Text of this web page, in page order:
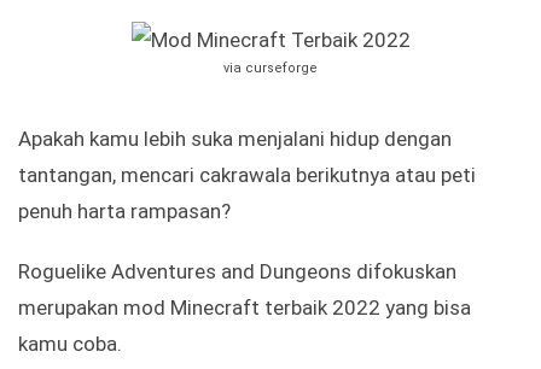
via curseforge
Apakah kamu lebih suka menjalani hidup dengan
tantangan, mencari cakrawala berikutnya atau peti
penuh harta rampasan?
Roguelike Adventures and Dungeons difokuskan
merupakan mod Minecraft terbaik 2022 yang bisa
kamu coba.